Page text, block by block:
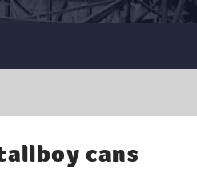
cans